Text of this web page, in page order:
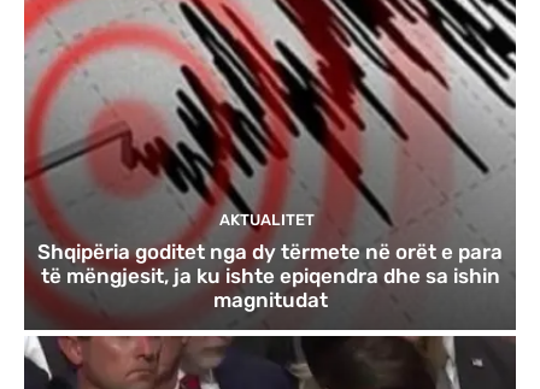
AKTUALITET
Shqipëria goditet nga dy tërmete në orët e para
të mëngjesit, ja ku ishte epiqendra dhe sa ishin
magnitudat